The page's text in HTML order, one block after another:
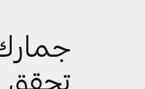
تحقق